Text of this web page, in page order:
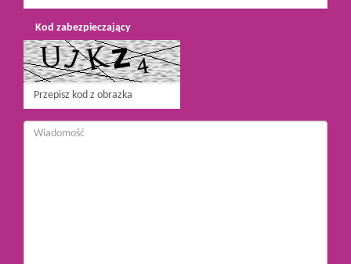
Kod zabezpieczający